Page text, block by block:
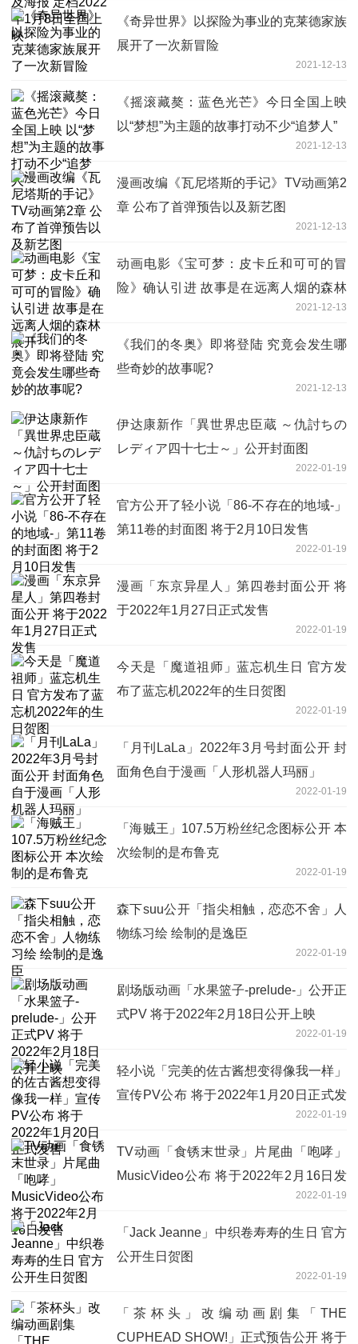
《奇异世界》以探险为事业的克莱德家族
展开了一次新冒险
2021-12-13
《摇滚藏獒：蓝色光芒》今日全国上映
以“梦想”为主题的故事打动不少“追梦人”
2021-12-13
漫画改编《瓦尼塔斯的手记》TV动画第2
章 公布了首弹预告以及新艺图
2021-12-13
动画电影《宝可梦：皮卡丘和可可的冒
险》确认引进 故事是在远离人烟的森林
2021-12-13
《我们的冬奥》即将登陆 究竟会发生哪
些奇妙的故事呢?
2021-12-13
伊达康新作「異世界忠臣蔵 ～仇討ちの
レディア四十七士～」公开封面图
2022-01-19
官方公开了轻小说「86-不存在的地域-」
第11卷的封面图 将于2月10日发售
2022-01-19
漫画「东京异星人」第四卷封面公开 将
于2022年1月27日正式发售
2022-01-19
今天是「魔道祖师」蓝忘机生日 官方发
布了蓝忘机2022年的生日贺图
2022-01-19
「月刊LaLa」2022年3月号封面公开 封
面角色自于漫画「人形机器人玛丽」
2022-01-19
「海贼王」107.5万粉丝纪念图标公开 本
次绘制的是布鲁克
2022-01-19
森下suu公开「指尖相触，恋恋不舍」人
物练习绘 绘制的是逸臣
2022-01-19
剧场版动画「水果篮子-prelude-」公开正
式PV 将于2022年2月18日公开上映
2022-01-19
轻小说「完美的佐古酱想变得像我一样」
宣传PV公布 将于2022年1月20日正式发
2022-01-19
TV动画「食锈末世录」片尾曲「咆哮」
MusicVideo公布 将于2022年2月16日发
2022-01-19
「Jack Jeanne」中织卷寿寿的生日 官方
公开生日贺图
2022-01-19
「茶杯头」改编动画剧集「THE
CUPHEAD SHOW!」正式预告公开 将于